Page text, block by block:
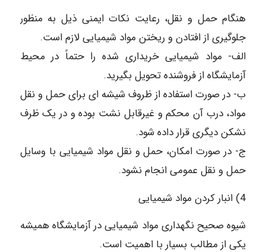
هنگام حمل و نقل، رعایت نکات ایمنی ذیل به منظور
جلوگیری از افتادن و ریختن مواد شیمیایی لازم است.
الف- مواد شیمیایی خریداری شده را حتماً در محیط
آزمایشگاه از فروشنده تحویل بگیرید.
ب- در صورت استفاده از ظروف شیشه ای برای حمل و نقل
مواد، درب آن محکم و غیرقابل نشت بوده و در یک ظرف
نشکن دیگری قرار داده شود.
ج- در صورت امکان، حمل و نقل مواد شیمیایی با وسایل
حمل و نقل عمومی انجام نشود.
4) انبار کردن مواد شیمیایی
شیوه صحیح نگهداری مواد شیمیایی در آزمایشگاه همیشه
یکی از مطالب بسیار با اهمیت است.